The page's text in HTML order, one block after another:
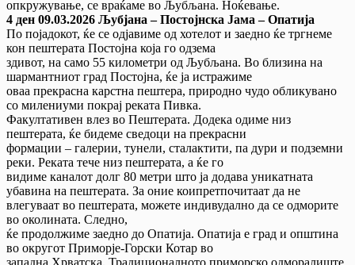
опкружување, се враќаме во Љубљана. Ноќевање.
4 ден 09.03.2026 Љубјана – Постоjнска Јама – Опатија
По појадокот, ќе се одјавиме од хотелот и заедно ќе тргнеме
кон пештерата Постојна која го одзема
здивот, на само 55 километри од Љубљана. Во близина на
шармантниот град Постојна, ќе ја истражиме
оваа прекрасна карстна пештера, природно чудо обликувано
со милениуми покрај реката Пивка.
Факултативен влез во Пештерата. Додека одиме низ
пештерата, ќе бидеме сведоци на прекрасни
формации – галерии, тунели, сталактити, па дури и подземни
реки. Реката тече низ пештерата, а ќе го
видиме каналот долг 80 метри што ја додава уникатната
убавина на пештерата. За оние коипретпочитаат да не
влегуваат во пештерата, можете индивудално да се одморите
во околината. Следно,
ќе продолжиме заедно до Опатија. Опатија е град и општина
во округот Приморје-Горски Котар во
западна Хрватска. Традиционалното приморско одморалиште